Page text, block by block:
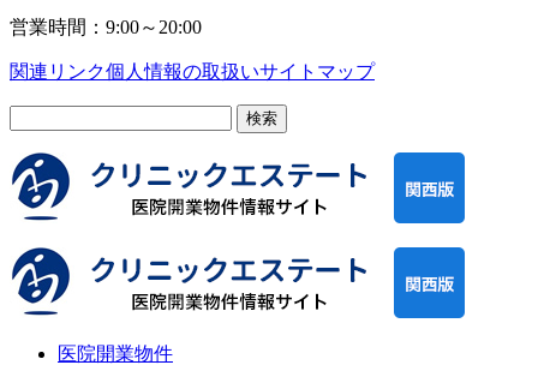
営業時間：9:00～20:00
関連リンク個人情報の取扱いサイトマップ
医院開業物件